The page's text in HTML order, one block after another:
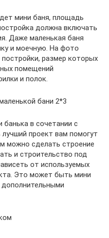
мини баня, площадь
должна включать
Даже маленькая баня
и моечную. На фото
размер которых
помещений
и полок.
бани 2*3
банька в сочетании с
проект вам помогут
можно сделать строение
и строительство под
от используемых
Это может быть мини
дополнительными